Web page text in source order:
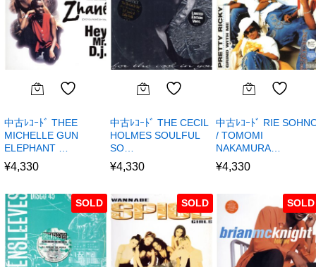
中古ﾚｺｰﾄﾞ THEE
MICHELLE GUN
ELEPHANT …
¥4,330
中古ﾚｺｰﾄﾞ THE CECIL
HOLMES SOULFUL
SO…
¥4,330
中古ﾚｺｰﾄﾞ RIE
/ TOMOMI
NAKAMURA…
¥4,330
SOLD SOLD SOLD